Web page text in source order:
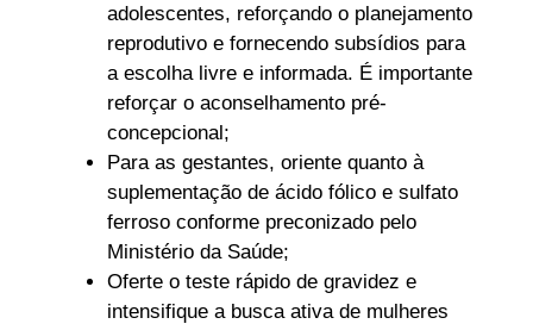
adolescentes, reforçando o planejamento
reprodutivo e fornecendo subsídios para
a escolha livre e informada. É importante
reforçar o aconselhamento pré-
concepcional;
Para as gestantes, oriente quanto à
suplementação de ácido fólico e sulfato
ferroso conforme preconizado pelo
Ministério da Saúde;
Oferte o teste rápido de gravidez e
intensifique a busca ativa de mulheres